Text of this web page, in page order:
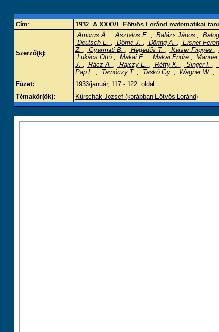
Cím: 1932. A XXXVI. Eötvös Loránd matematikai
Szerző(k):
Ambrus Á. , Asztalos E. , Balázs János ,
Deutsch E. , Döme J. , Döring A. ,
Eisner
Z. , Gyarmati B. , Hegedűs T. , Kaiser Frigyes ,
Lukács Ottó , Makai E. , Makai Endre ,
J. , Rácz A. , Rajczy E. , Réffy K. , Singer I. ,
Pap L. , Tarnóczy T. , Taskó Gy. , Wagner W. ,
Füzet:
1933/január, 117 - 122. oldal
Témakör(ök):
Kürschák József (korábban Eötvös Loránd)